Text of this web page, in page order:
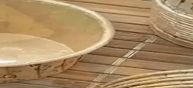
Kullanımı pratik, estetik sonuçlar
için uygun, kolay kullanımlı ve